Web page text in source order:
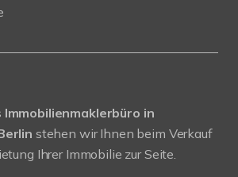
Immobilienmaklerbüro in
stehen wir Ihnen beim Verkauf
Ihrer Immobilie zur Seite.